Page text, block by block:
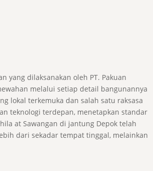
yang dilaksanakan oleh PT. Pakuan
melalui setiap detail bangunannya
lokal terkemuka dan salah satu raksasa
teknologi terdepan, menetapkan standar
at Sawangan di jantung Depok telah
dari sekadar tempat tinggal, melainkan